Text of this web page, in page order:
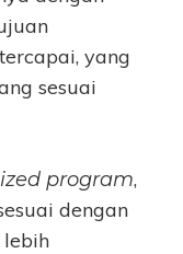
yang
sesuai
program,
dengan